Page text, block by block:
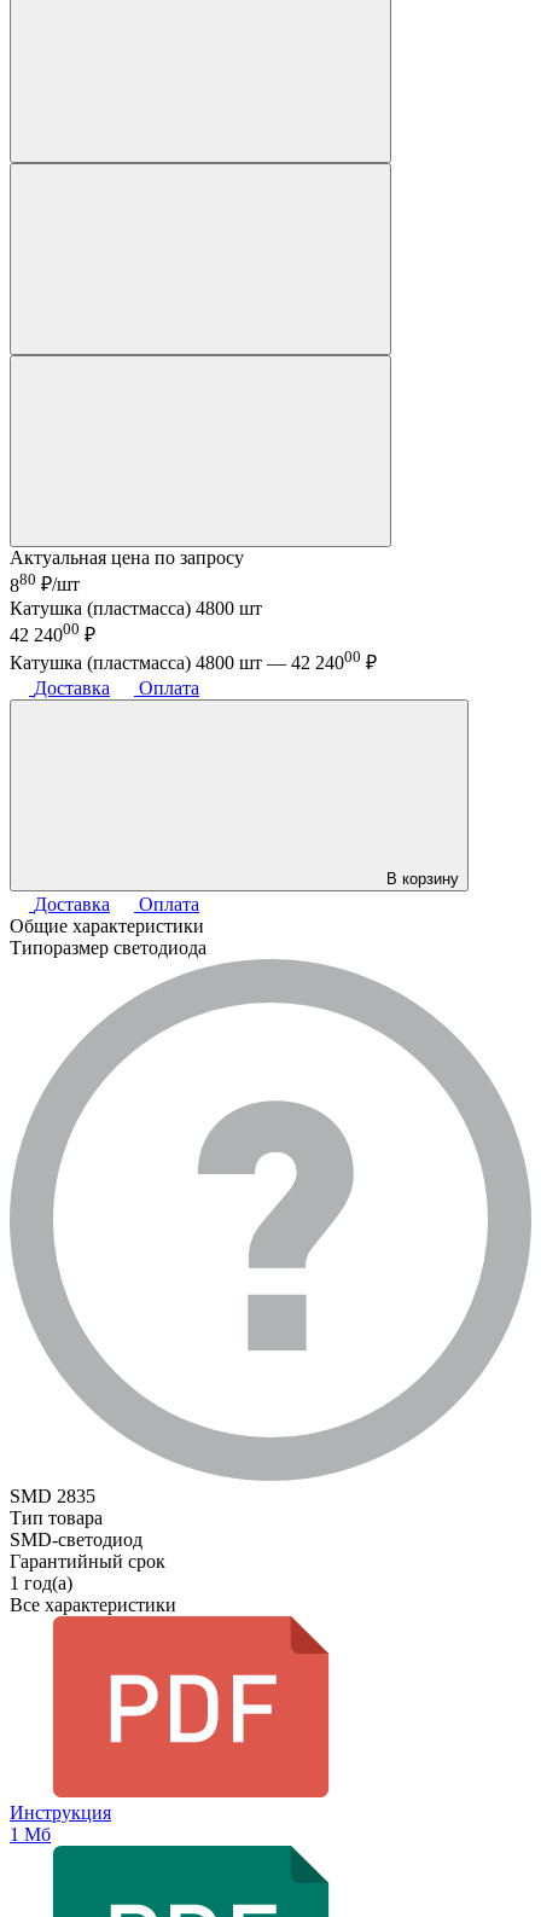
Актуальная цена по запросу
880 ₽/шт
Катушка (пластмасса) 4800 шт
42 24000 ₽
Катушка (пластмасса) 4800 шт — 42 24000 ₽
Доставка
Оплата
В корзину
Доставка
Оплата
Общие характеристики
Типоразмер светодиода
SMD 2835
Тип товара
SMD-светодиод
Гарантийный срок
1 год(а)
Все характеристики
Инструкция
1 Мб